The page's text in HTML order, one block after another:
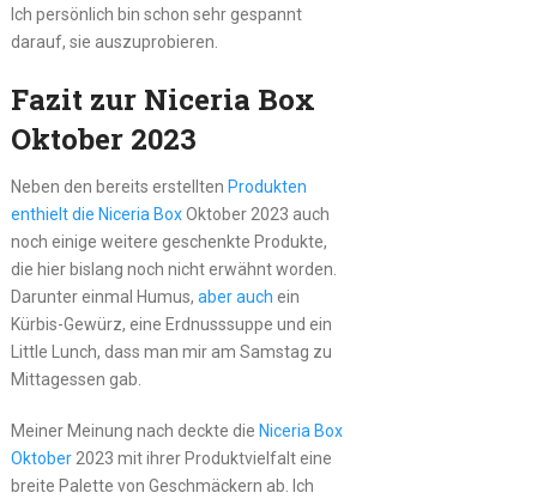
Ich persönlich bin schon sehr gespannt
darauf, sie auszuprobieren.
Fazit zur Niceria Box
Oktober 2023
Neben den bereits erstellten Produkten
enthielt die Niceria BoxOktober 2023 auch
noch einige weitere geschenkte Produkte,
die hier bislang noch nicht erwähnt worden.
Darunter einmal Humus, aber auch ein
Kürbis-Gewürz, eine Erdnusssuppe und ein
Little Lunch, dass man mir am Samstag zu
Mittagessen gab.
Meiner Meinung nach deckte die Niceria Box
Oktober2023 mit ihrer Produktvielfalt eine
breite Palette von Geschmäckern ab. Ich